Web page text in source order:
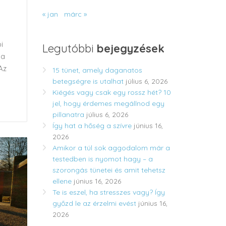
« jan márc »
Legutóbbi bejegyzések
15 tünet, amely daganatos
betegségre is utalhat július 6, 2026
Kiégés vagy csak egy rossz hét? 10
jel, hogy érdemes megállnod egy
pillanatra július 6, 2026
Így hat a hőség a szívre június 16,
2026
Amikor a túl sok aggodalom már a
testedben is nyomot hagy – a
szorongás tünetei és amit tehetsz
ellene június 16, 2026
Te is eszel, ha stresszes vagy? Így
győzd le az érzelmi evést június 16,
2026